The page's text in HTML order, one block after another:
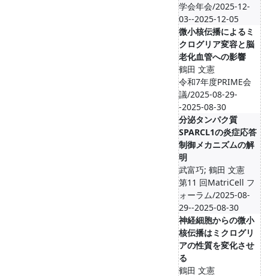
学会年会/2025-12-
03--2025-12-05
微小核伝播によるミ
クログリア変容と脳
老化血管への影響
鶴田 文憲
令和7年度PRIME会
議/2025-08-29-
-2025-08-30
分泌タンパク質
SPARCL1の炎症応答
制御メカニズムの解
明
武富巧; 鶴田 文憲
第11 回MatriCell フ
ォーラム/2025-08-
29--2025-08-30
神経細胞からの微小
核伝播はミクログリ
アの性質を変化させ
る
鶴田 文憲